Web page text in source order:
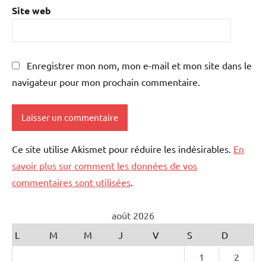
Site web
Enregistrer mon nom, mon e-mail et mon site dans le
navigateur pour mon prochain commentaire.
Ce site utilise Akismet pour réduire les indésirables. En
savoir plus sur comment les données de vos
commentaires sont utilisées
août 2026
L
M M J V S
D
1
2